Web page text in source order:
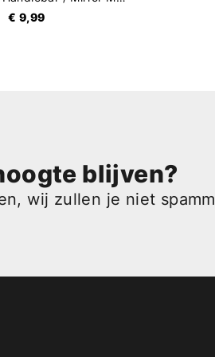
€ 9,99
blijven?
wij zullen je niet